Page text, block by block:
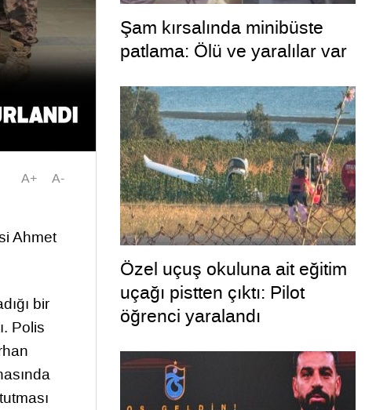
A+ A-
Ahmet
bir
Polis
Şam kırsalında minibüste
patlama: Ölü ve yaralılar var
Özel uçuş okuluna ait eğitim
uçağı pistten çıktı: Pilot
öğrenci yaralandı